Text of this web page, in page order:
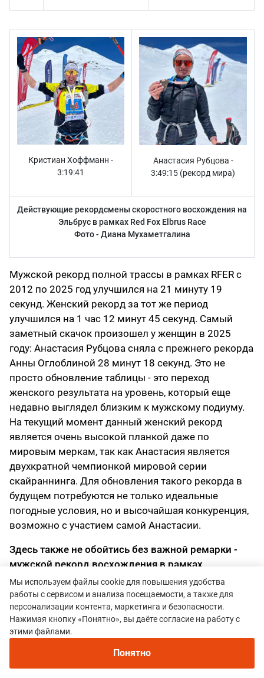
Кристиан Хоффманн -
3:19:41
Анастасия Рубцова -
3:49:15 (рекорд мира)
Действующие рекордсмены скоростного восхождения на
Эльбрус в рамках Red Fox Elbrus Race
Фото - Диана Мухаметгалина
Мужской рекорд полной трассы в рамках RFER с
2012 по 2025 год улучшился на 21 минуту 19
секунд. Женский рекорд за тот же период
улучшился на 1 час 12 минут 45 секунд. Самый
заметный скачок произошел у женщин в 2025
году: Анастасия Рубцова сняла с прежнего рекорда
Анны Оглоблиной 28 минут 18 секунд. Это не
просто обновление таблицы - это переход
женского результата на уровень, который еще
недавно выглядел близким к мужскому подиуму.
На текущий момент данный женский рекорд
является очень высокой планкой даже по
мировым меркам, так как Анастасия является
двухкратной чемпионкой мировой серии
скайраннинга. Для обновления такого рекорда в
будущем потребуются не только идеальные
погодные условия, но и высочайшая конкуренция,
возможно с участием самой Анастасии.
Здесь также не обойтись без важной ремарки -
мужской рекорд восхождения в рамках
фестиваля Red Fox Elbrus Race не является
абсолютным рекордом восхождения на сам
Эльбрус по предложенной трассе. Женский
рекорд Анастасии Рубцовой 3:49:15 на момент
мая 2026 все еще абсолютный и является
Мы используем файлы cookie для повышения удобства
работы с сервисом и анализа посещаемости, а также для
персонализации контента, маркетинга и безопасности.
Нажимая кнопку «Понятно», вы даёте согласие на работу с
этими файлами.
Понятно